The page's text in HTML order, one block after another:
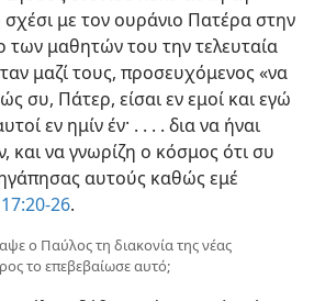
σχέσι με τον ουράνιο Πατέρα στην
μαθητών του την τελευταία
μαζί τους, προσευχόμενος «να
συ, Πάτερ, είσαι εν εμοί και εγώ
εν ημίν έν· . . . . δια να ήναι
και να γνωρίζη ο κόσμος ότι συ
αυτούς καθώς εμέ
26.
ο Παύλος τη διακονία της νέας
το επεβεβαίωσε αυτό;